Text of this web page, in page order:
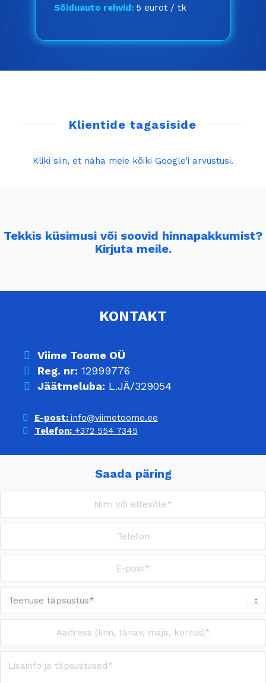
Sõiduauto rehvid: 5 eurot / tk
Klientide tagasiside
Kliki siin, et näha meie kõiki Google’i arvustusi.
Tekkis küsimusi või soovid hinnapakkumist?
Kirjuta meile.
KONTAKT
Viime Toome OÜ
Reg. nr: 12999776
Jäätmeluba: L.JÄ/329054
E-post: info@viimetoome.ee
Telefon:+372 554 7345
Saada päring